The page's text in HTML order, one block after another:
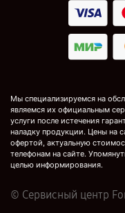
Мы специализируемся на
являемся их официальным
услуги после истечения
наладку продукции. Цены на
офертой, актуальную
телефонам на сайте.
целью информирования.
© Сервисный центр